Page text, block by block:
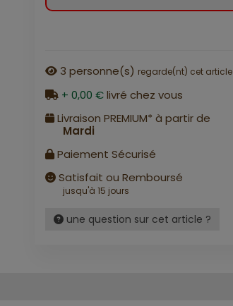
3 personne(s) regarde(nt) cet article
+ 0,00 €livré chez vous
Livraison PREMIUM* à partir de
Mardi
Paiement Sécurisé
Satisfait ou Remboursé
jusqu'à 15 jours
une question sur cet article ?